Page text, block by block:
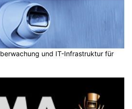
und IT-Infrastruktur für